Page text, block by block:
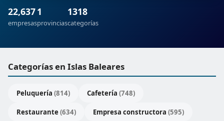
22,637
empresas
1
provincias
1318
categorías
Categorías en Islas Baleares
Peluquería (814) Cafetería (748)
Restaurante(634) Empresa constructora (595)